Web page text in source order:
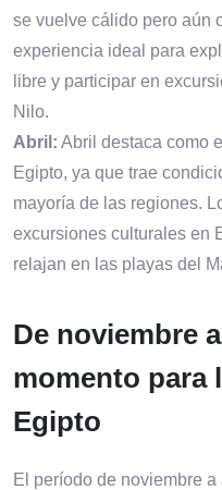
se vuelve cálido pero aún
experiencia ideal para
libre y participar en
Nilo.
Abril: Abril destaca como
Egipto, ya que trae
mayoría de las regiones.
excursiones culturales en
relajan en las playas del
De noviembre
momento para
Egipto
El período de noviembre